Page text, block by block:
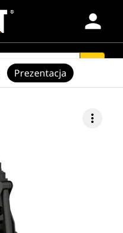
person
more_vert
Prezentacja